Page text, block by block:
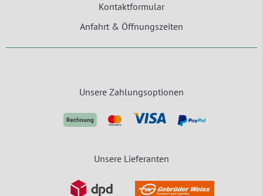
Kontaktformular
Anfahrt & Öffnungszeiten
Unsere Zahlungsoptionen
Unsere Lieferanten